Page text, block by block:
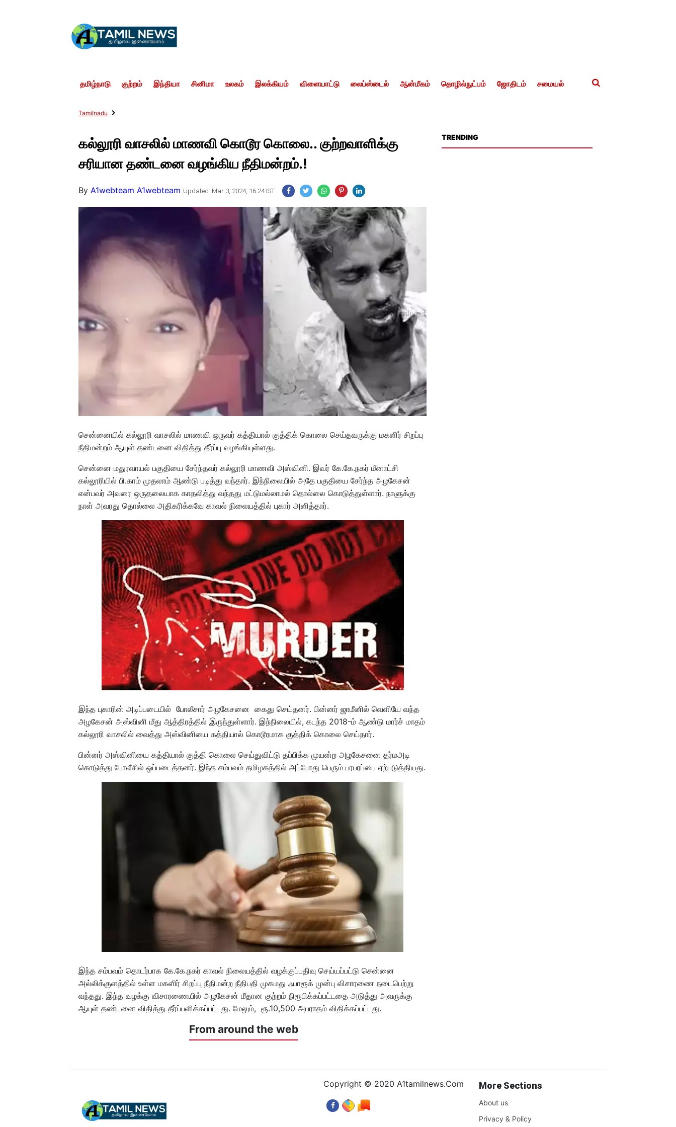
தமிழ்நாடு குற்றம் இந்தியா சினிமா உலகம் இலக்கியம் விளையாட்டு லைப்ஸ்டைல் ஆன்மீகம் தொழில்நுட்பம் ஜோதிடம் சமையல்
Tamilnadu
கல்லூரி வாசலில் மாணவி கொடூர கொலை.. குற்றவாளிக்கு
சரியான தண்டனை வழங்கிய நீதிமன்றம்.!
ByA1webteam A1webteam Updated: Mar 3, 2024, 16:24 IST
சென்னையில் கல்லூரி வாசலில் மாணவி ஒருவர் கத்தியால் குத்திக் கொலை செய்தவருக்கு மகளிர் சிறப்பு
நீதிமன்றம் ஆயுள் தண்டனை விதித்து தீர்ப்பு வழங்கியுள்ளது.
சென்னை மதுரவாயல் பகுதியை சேர்ந்தவர் கல்லூரி மாணவி அஸ்வினி. இவர் கே.கே.நகர் மீனாட்சி
கல்லூரியில் பி.காம் முதலாம் ஆண்டு படித்து வந்தார். இந்நிலையில் அதே பகுதியை சேர்ந்த அழகேசன்
என்பவர் அவரை ஒருதலையாக காதலித்து வந்தது மட்டுமல்லாமல் தொல்லை கொடுத்துள்ளார். நாளுக்கு
நாள் அவரது தொல்லை அதிகரிக்கவே காவல் நிலையத்தில் புகார் அளித்தார்.
இந்த புகாரின் அடிப்படையில் போலீசார் அழகேசனை கைது செய்தனர். பின்னர் ஜாமீனில் வெளியே வந்த
அழகேசன் அஸ்வினி மீது ஆத்திரத்தில் இருந்துள்ளார். இந்நிலையில், கடந்த 2018-ம் ஆண்டு மார்ச் மாதம்
கல்லூரி வாசலில் வைத்து அஸ்வினியை கத்தியால் கொடூரமாக குத்திக் கொலை செய்தார்.
பின்னர் அஸ்வினியை கத்தியால் குத்தி கொலை செய்துவிட்டு தப்பிக்க முயன்ற அழகேசனை தர்மஅடி
கொடுத்து போலீசில் ஒப்படைத்தனர். இந்த சம்பவம் தமிழகத்தில் அப்போது பெரும் பரபரப்பை ஏற்படுத்தியது.
இந்த சம்பவம் தொடர்பாக கே.கே.நகர் காவல் நிலையத்தில் வழக்குப்பதிவு செய்யப்பட்டு சென்னை
அல்லிக்குளத்தில் உள்ள மகளிர் சிறப்பு நீதிமன்ற நீதிபதி முகமது ஃபாரூக் முன்பு விசாரணை நடைபெற்று
வந்தது. இந்த வழக்கு விசாரணையில் அழகேசன் மீதான குற்றம் நிரூபிக்கப்பட்டதை அடுத்து அவருக்கு
ஆயுள் தண்டனை விதித்து தீர்ப்பளிக்கப்பட்டது. மேலும், ரூ.10,500 அபராதம் விதிக்கப்பட்டது.
From around the web
TRENDING
Copyright © 2020 A1tamilnews.Com More Sections
About us
Privacy & Policy